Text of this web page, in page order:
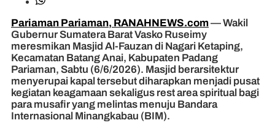
Pariaman Pariaman, RANAHNEWS.com— Wakil
Gubernur Sumatera Barat Vasko Ruseimy
meresmikan Masjid Al-Fauzan di Nagari Ketaping,
Kecamatan Batang Anai, Kabupaten Padang
Pariaman, Sabtu (6/6/2026). Masjid berarsitektur
menyerupai kapal tersebut diharapkan menjadi pusat
kegiatan keagamaan sekaligus rest area spiritual bagi
para musafir yang melintas menuju Bandara
Internasional Minangkabau (BIM).